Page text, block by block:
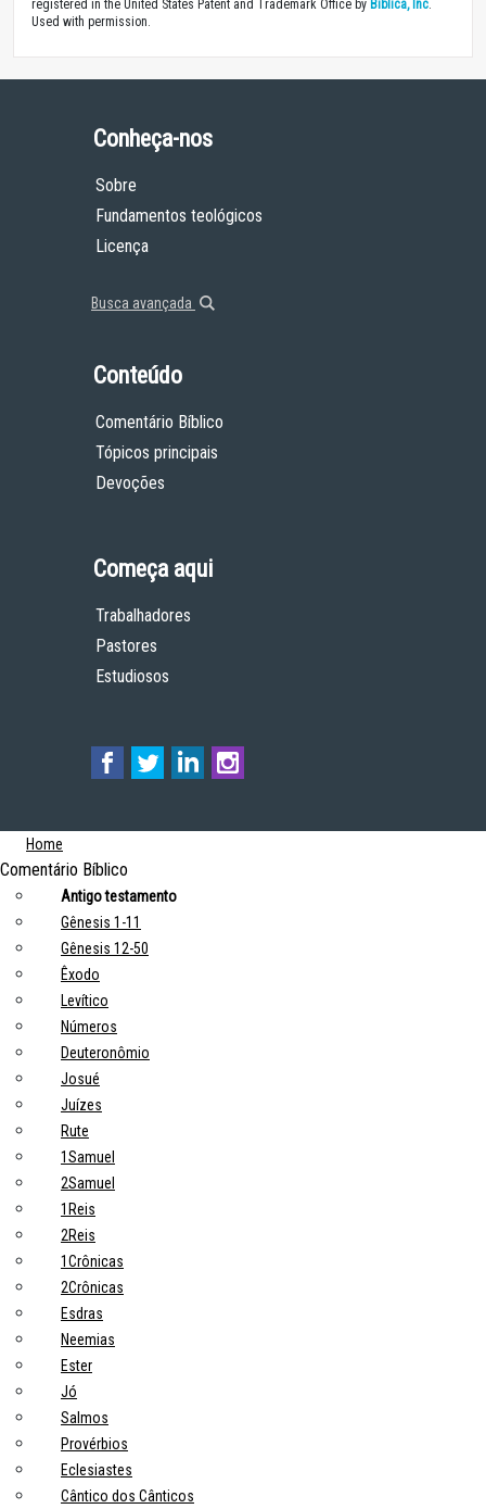
registered in the United States Patent and Trademark Office by Biblica, Inc
Used with permission.
Conheça-nos
Sobre
Fundamentos teológicos
Licença
Busca avançada
Conteúdo
Comentário Bíblico
Tópicos principais
Devoções
Começa aqui
Trabalhadores
Pastores
Estudiosos
Home
Comentário Bíblico
Antigo testamento
Gênesis 1-11
Gênesis 12-50
Êxodo
Levítico
Números
Deuteronômio
Josué
Juízes
Rute
1Samuel
2Samuel
1Reis
2Reis
1Crônicas
2Crônicas
Esdras
Neemias
Ester
Jó
Salmos
Provérbios
Eclesiastes
Cântico dos Cânticos